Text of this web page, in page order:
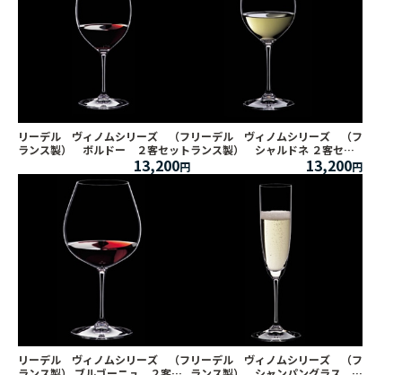
リーデル ヴィノムシリーズ （フ
ランス製） ボルドー ２客セット
13,200
リーデル ヴィノムシリーズ （フ
ランス製） シャルドネ ２客セッ
13,200
リーデル ヴィノムシリーズ （フリーデル ヴィノムシリーズ （フ